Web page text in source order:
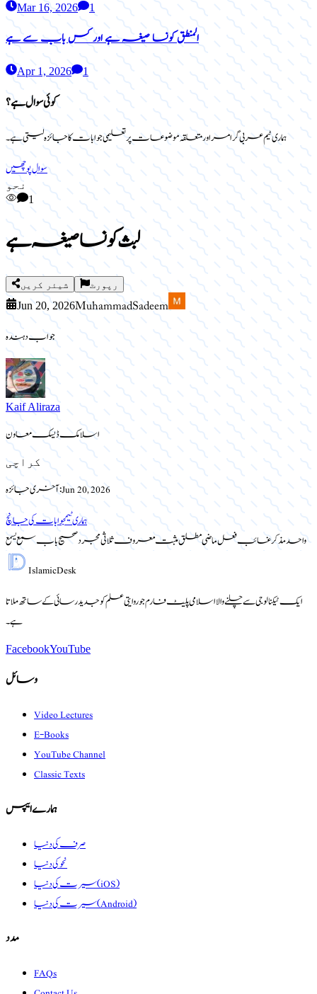
Mar 16, 2026 1
المنطق کونسا صیغہ ہے اور کس باب سے ہے
Apr 1, 2026 1
کوئی سوال ہے؟
ہماری ٹیم عربی گرامر اور متعلقہ موضوعات پر تعلیمی جوابات کا جائزہ لیتی ہے۔
سوال پوچھیں
نحو
1
لبث کونسا صیغہ ہے
شیئر کریں رپورٹ
Jun 20, 2026Muhammad Sadeem
جواب دہندہ
Kaif Aliraza
اسلامک ڈیسک معاون
کراچی
آخری جائزہ:Jun 20, 2026
ہماری ٹیمجوابات کی جانچ
واحد مذکر غائب فعل ماضی مطلق مثبت معروف ثلاثی مجرد صحیح باب سمع یسمع
IslamicDesk
ایک ٹیکنالوجی سے چلنے والا اسلامی پلیٹ فارم جو روایتی علم کو جدید رسائی کے ساتھ ملاتا
ہے۔
FacebookYouTube
وسائل
Video Lectures
E-Books
YouTube Channel
Classic Texts
ہمارے ایپس
صرف کی دنیا
نحو کی دنیا
سیرت کی دنیا (iOS)
سیرت کی دنیا (Android)
مدد
FAQs